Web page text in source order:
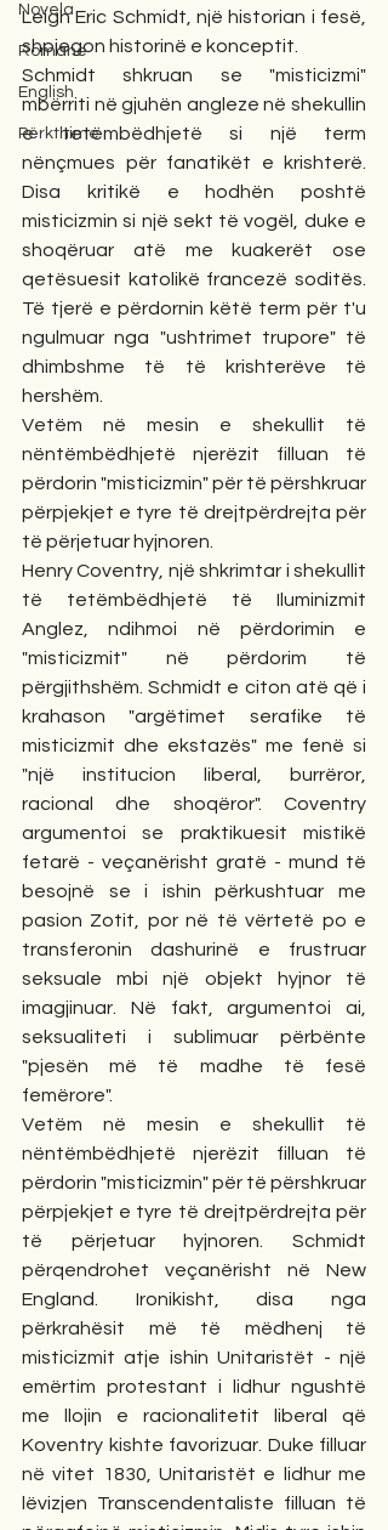
Novela
Romane
English
Përkthime
Leigh Eric Schmidt, një historian i fesë,
shpjegon historinë e konceptit.
Schmidt shkruan se "misticizmi"
mbërriti në gjuhën angleze në shekullin
e tetëmbëdhjetë si një term
nënçmues për fanatikët e krishterë.
Disa kritikë e hodhën poshtë
misticizmin si një sekt të vogël, duke e
shoqëruar atë me kuakerët ose
qetësuesit katolikë francezë soditës.
Të tjerë e përdornin këtë term për t'u
ngulmuar nga "ushtrimet trupore" të
dhimbshme të të krishterëve të
hershëm.
Vetëm në mesin e shekullit të
nëntëmbëdhjetë njerëzit filluan të
përdorin "misticizmin" për të përshkruar
përpjekjet e tyre të drejtpërdrejta për
të përjetuar hyjnoren.
Henry Coventry, një shkrimtar i shekullit
të tetëmbëdhjetë të Iluminizmit
Anglez, ndihmoi në përdorimin e
"misticizmit" në përdorim të
përgjithshëm. Schmidt e citon atë që i
krahason "argëtimet serafike të
misticizmit dhe ekstazës" me fenë si
"një institucion liberal, burrëror,
racional dhe shoqëror". Coventry
argumentoi se praktikuesit mistikë
fetarë - veçanërisht gratë - mund të
besojnë se i ishin përkushtuar me
pasion Zotit, por në të vërtetë po e
transferonin dashurinë e frustruar
seksuale mbi një objekt hyjnor të
imagjinuar. Në fakt, argumentoi ai,
seksualiteti i sublimuar përbënte
"pjesën më të madhe të fesë
femërore".
Vetëm në mesin e shekullit të
nëntëmbëdhjetë njerëzit filluan të
përdorin "misticizmin" për të përshkruar
përpjekjet e tyre të drejtpërdrejta për
të përjetuar hyjnoren. Schmidt
përqendrohet veçanërisht në New
England. Ironikisht, disa nga
përkrahësit më të mëdhenj të
misticizmit atje ishin Unitaristët - një
emërtim protestant i lidhur ngushtë
me llojin e racionalitetit liberal që
Koventry kishte favorizuar. Duke filluar
në vitet 1830, Unitaristët e lidhur me
lëvizjen Transcendentaliste filluan të